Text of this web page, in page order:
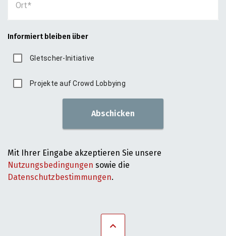
Ort
Informiert bleiben über
Gletscher-Initiative
Projekte auf Crowd Lobbying
Abschicken
Mit Ihrer Eingabe akzeptieren Sie unsere
Nutzungsbedingungen sowie die
Datenschutzbestimmungen.